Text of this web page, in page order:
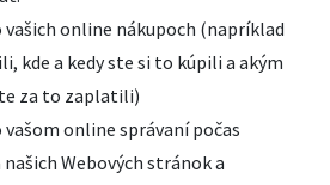
online nákupoch (napríklad
kde a kedy ste si to kúpili a akým
za to zaplatili)
online správaní počas
Webových stránok a